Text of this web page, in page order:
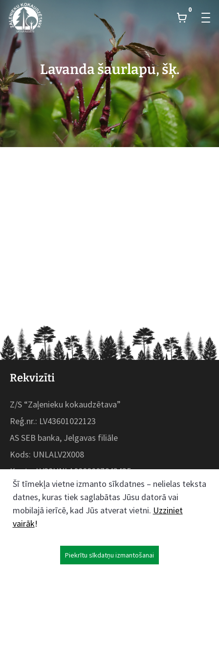
0
Lavanda šaurlapu, šķ.
Rekvizīti
Z/S “Zaļenieku kokaudzētava”
Reģ.nr.: LV43601022123
AS SEB banka, Jelgavas filiāle
Kods: UNLALV2X008
Konts: LV28UNLA0008007643435
Kokaudzētavas iela 1, Zaļenieki, Zaļenieku
pagasts, Jelgavas novads, LV- 3011, Latvija
Šī tīmekļa vietne izmanto sīkdatnes – nelielas teksta
datnes, kuras tiek saglabātas Jūsu datorā vai
mobilajā ierīcē, kad Jūs atverat vietni. Uzziniet
vairāk!
Piekrītu sīkdatņu izmantošanai